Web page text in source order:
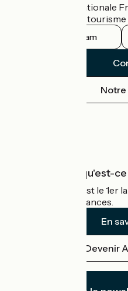
L'association nationale
guide officiel du
Instagram
Notre
Accueil Vélo qu'est-
Accueil Vélo c'est le 1er
cyclistes en vacances.
En
Devenir